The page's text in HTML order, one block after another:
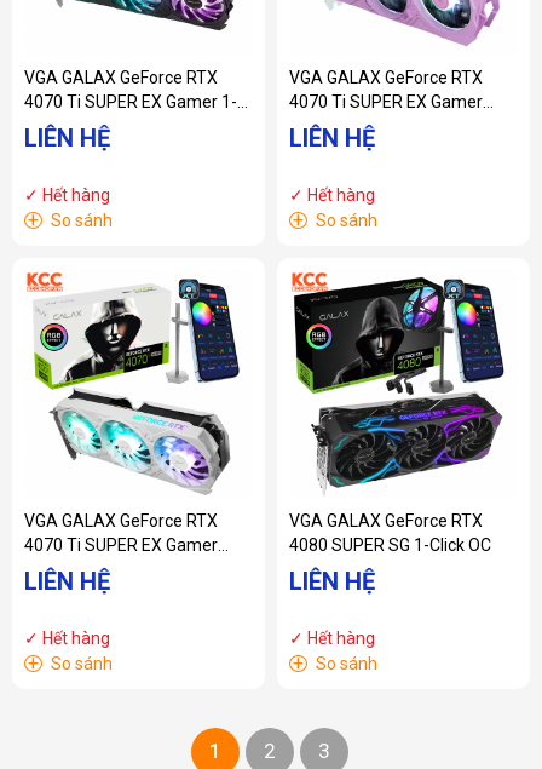
VGA GALAX GeForce RTX
4070 Ti SUPER EX Gamer 1-
Click OC
LIÊN HỆ
✓ Hết hàng
+ So sánh
VGA GALAX GeForce RTX
4070 Ti SUPER EX Gamer
Pink 1-Click OC
LIÊN HỆ
✓ Hết hàng
+ So sánh
VGA GALAX GeForce RTX
4070 Ti SUPER EX Gamer
White 1-Click OC
LIÊN HỆ
✓ Hết hàng
+ So sánh
VGA GALAX GeForce RTX
4080 SUPER SG 1-Click OC
LIÊN HỆ
✓ Hết hàng
+ So sánh
1 2 3